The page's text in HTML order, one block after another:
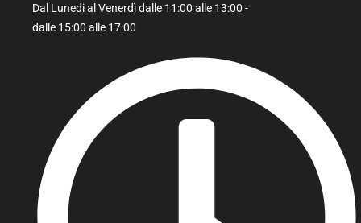
Dal Lunedi al Venerdì dalle 11:00 alle 13:00 -
dalle 15:00 alle 17:00